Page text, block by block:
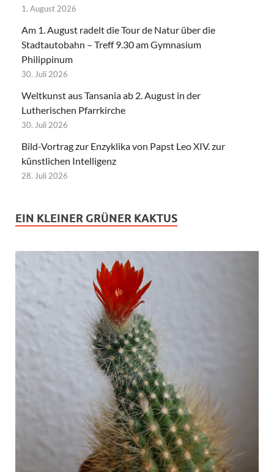
1. August 2026
Am 1. August radelt die Tour de Natur über die
Stadtautobahn – Treff 9.30 am Gymnasium
Philippinum
30. Juli 2026
Weltkunst aus Tansania ab 2. August in der
Lutherischen Pfarrkirche
30. Juli 2026
Bild-Vortrag zur Enzyklika von Papst Leo XIV. zur
künstlichen Intelligenz
28. Juli 2026
EIN KLEINER GRÜNER KAKTUS